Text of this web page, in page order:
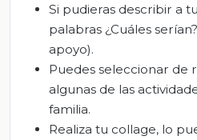
Si pudieras describir a
palabras ¿Cuáles
apoyo).
Puedes seleccionar de
algunas de las
familia.
Realiza tu collage, lo